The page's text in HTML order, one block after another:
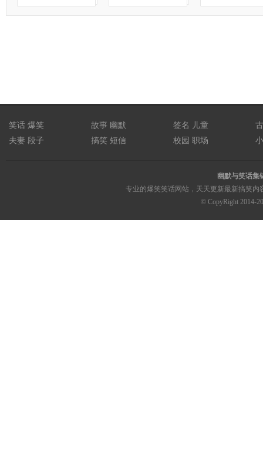
笑话 爆笑
夫妻 段子
故事 幽默
搞笑 短信
签名 儿童
校园 职场
幽默与笑话集
专业的爆笑笑话网站，天天更新最新搞笑内
© CopyRight 2014-